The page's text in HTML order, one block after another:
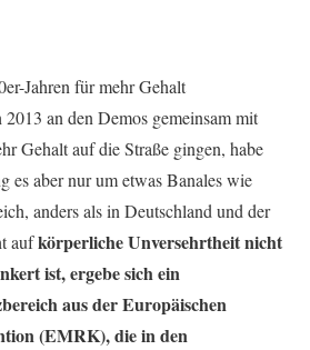
Jahren für mehr Gehalt
an den Demos gemeinsam mit
Gehalt auf die Straße gingen, habe
es aber nur um etwas Banales wie
anders als in Deutschland und der
aufkörperliche Unversehrtheit nicht
ist, ergebe sich ein
aus der Europäischen
(EMRK), die in den